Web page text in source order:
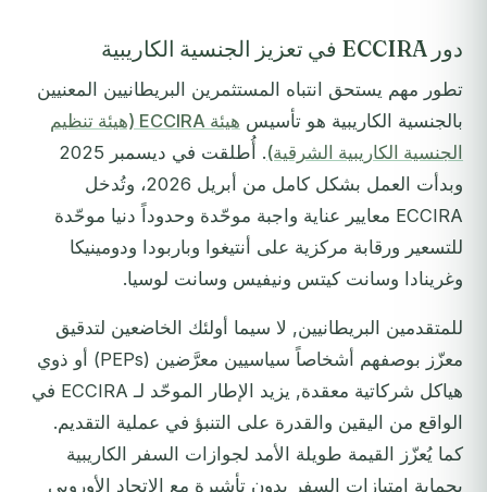
دور ECCIRA في تعزيز الجنسية الكاريبية
تطور مهم يستحق انتباه المستثمرين البريطانيين المعنيين
بالجنسية الكاريبية هو تأسيس
هيئة ECCIRA (هيئة تنظيم
الجنسية الكاريبية الشرقية)
. أُطلقت في ديسمبر 2025
وبدأت العمل بشكل كامل من أبريل 2026، وتُدخل
ECCIRA معايير عناية واجبة موحّدة وحدوداً دنيا موحّدة
للتسعير ورقابة مركزية على أنتيغوا وباربودا ودومينيكا
وغرينادا وسانت كيتس ونيفيس وسانت لوسيا.
للمتقدمين البريطانيين, لا سيما أولئك الخاضعين لتدقيق
معزّز بوصفهم أشخاصاً سياسيين معرَّضين (PEPs) أو ذوي
هياكل شركاتية معقدة, يزيد الإطار الموحّد لـ ECCIRA في
الواقع من اليقين والقدرة على التنبؤ في عملية التقديم.
كما يُعزّز القيمة طويلة الأمد لجوازات السفر الكاريبية
بحماية امتيازات السفر بدون تأشيرة مع الاتحاد الأوروبي